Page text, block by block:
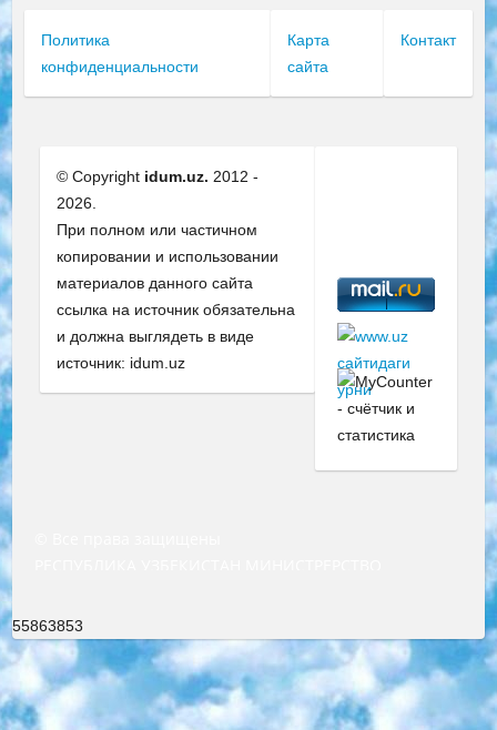
Политика
конфиденциальности
Карта
сайта
Контакт
© Copyright idum.uz. 2012 -
2026.
При полном или частичном
копировании и использовании
материалов данного сайта
ссылка на источник обязательна
и должна выглядеть в виде
источник: idum.uz
55863853